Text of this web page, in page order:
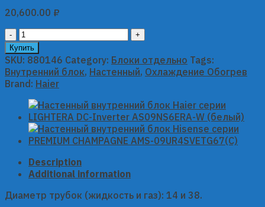
20,600.00 ₽
Настенный
внутренний
блок
Haier
серии
LIGHTERA
DC-
Inverter
AS09NS5ERA-
G
золотой,
шампань)
Купить
SKU: 880146 Category: Блоки отдельно Tags:
Внутренний блок, Настенный, Охлаждение Обогрев
Brand: Haier
Description
Additional information
Диаметр трубок (жидкость и газ): 14 и 38.